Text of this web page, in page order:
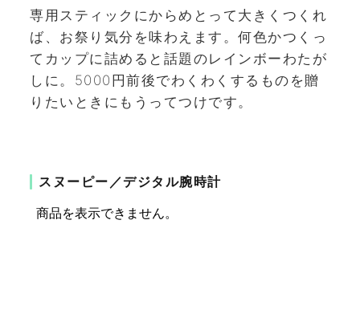
専用スティックにからめとって大きくつくれ
ば、お祭り気分を味わえます。何色かつくっ
てカップに詰めると話題のレインボーわたが
しに。5000円前後でわくわくするものを贈
りたいときにもうってつけです。
スヌーピー／デジタル腕時計